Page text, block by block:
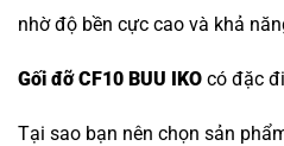
nhờ độ bền cực cao và khả
Gối đỡ CF10 BUU IKO có đặc
Tại sao bạn nên chọn sản